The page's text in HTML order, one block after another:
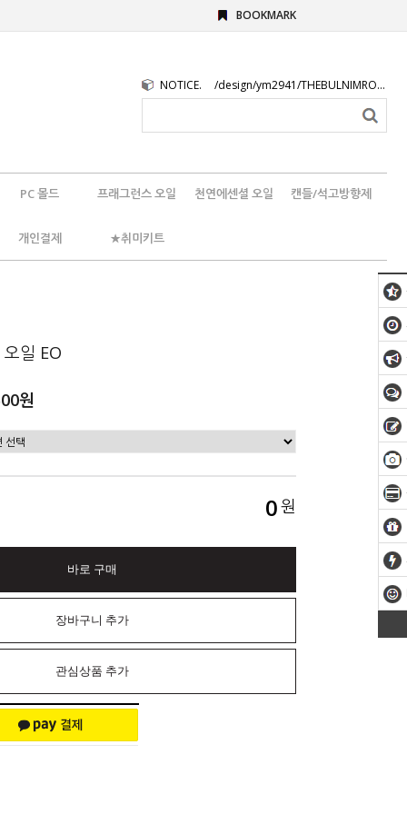
BOOKMARK
NOTICE. /design/ym2941/THEBULNIMROGO.png
PC 몰드 프래그런스 오일 천연에센셜 오일 캔들/석고방향제
개인결제 ★취미키트
일 EO
원
0원
바로 구매
장바구니 추가
관심상품 추가